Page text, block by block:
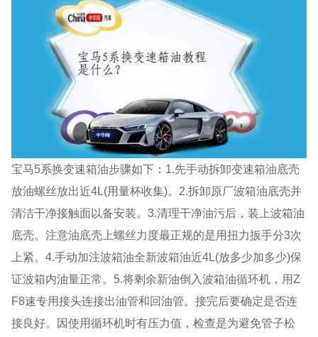
宝马5系换变速箱油步骤如下：1.先手动拆卸变速箱油底壳
放油螺丝放出近4L(用量杯收集)。2.拆卸原厂波箱油底壳并
清洁干净接触面以备安装。3.清理干净油污后，装上波箱油
底壳。注意油底壳上螺丝力度最正规的是用扭力扳手分3次
上紧。4.手动加注波箱油全新波箱油近4L(放多少加多少)保
证波箱内油量正常。5.将剩余新油倒入波箱油循环机，用Z
F8速专用接头连接出油管和回油管。接完后要确定是否连
接良好。因使用循环机时有压力值，检查是为避免管子松